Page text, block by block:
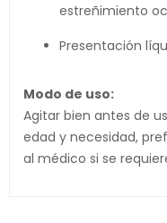
estreñimiento
Presentación
Modo de uso:
Agitar bien antes de
edad y necesidad,
al médico si se